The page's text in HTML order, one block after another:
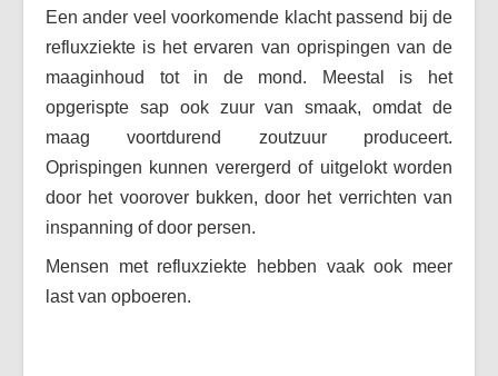
Een ander veel voorkomende klacht passend bij de
refluxziekte is het ervaren van oprispingen van de
maaginhoud tot in de mond. Meestal is het
opgerispte sap ook zuur van smaak, omdat de
maag voortdurend zoutzuur produceert.
Oprispingen kunnen verergerd of uitgelokt worden
door het voorover bukken, door het verrichten van
inspanning of door persen.
Mensen met refluxziekte hebben vaak ook meer
last van opboeren.